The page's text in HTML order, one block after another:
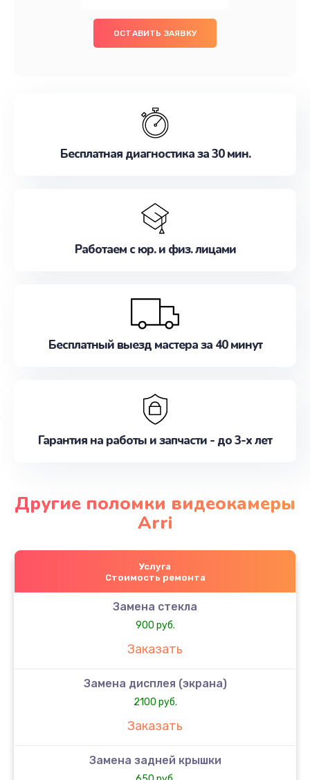
ОСТАВИТЬ ЗАЯВКУ
Бесплатная диагностика за 30 мин.
Работаем с юр. и физ. лицами
Бесплатный выезд мастера за 40 минут
Гарантия на работы и запчасти - до 3-х лет
Другие поломки видеокамеры
Arri
Услуга
Стоимость ремонта
Замена стекла
900 руб.
Заказать
Замена дисплея (экрана)
2100 руб.
Заказать
Замена задней крышки